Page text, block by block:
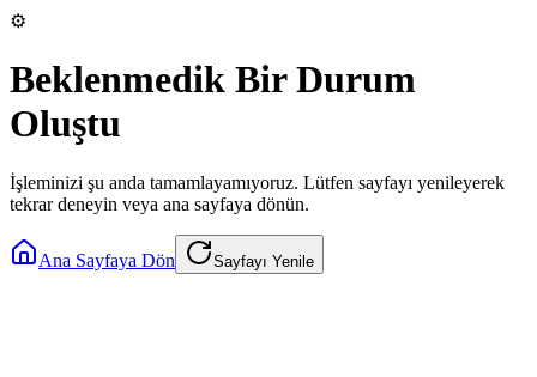
⚙️
Beklenmedik Bir Durum
Oluştu
İşleminizi şu anda tamamlayamıyoruz. Lütfen sayfayı yenileyerek
tekrar deneyin veya ana sayfaya dönün.
Ana Sayfaya Dön Sayfayı Yenile